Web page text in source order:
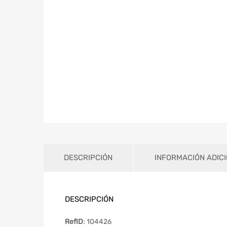
DESCRIPCIÓN INFORMACIÓN
DESCRIPCIÓN
RefID: 104426